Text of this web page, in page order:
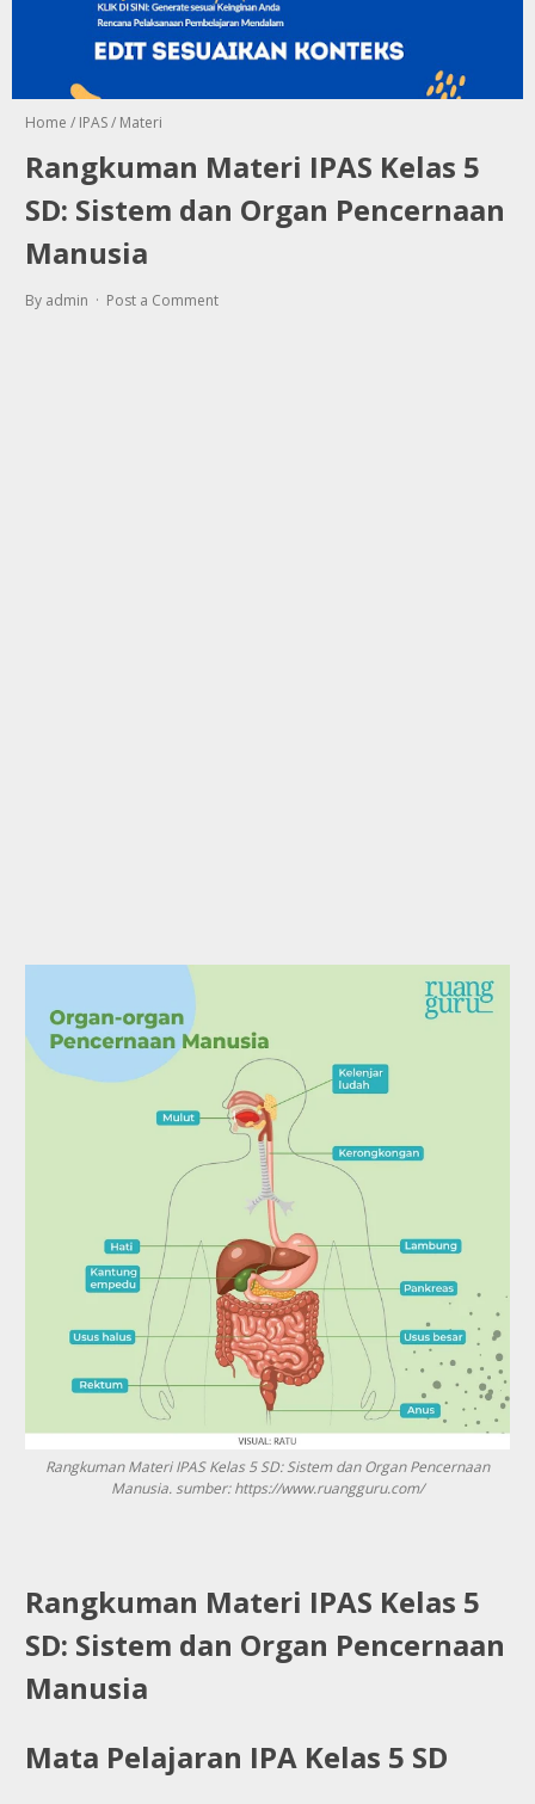
Home / IPAS/ Materi
Rangkuman Materi IPAS Kelas 5
SD: Sistem dan Organ Pencernaan
Manusia
By admin Post a Comment
Rangkuman Materi IPAS Kelas 5 SD: Sistem dan Organ Pencernaan
Manusia. sumber: https://www.ruangguru.com/
Rangkuman Materi IPAS Kelas 5
SD: Sistem dan Organ Pencernaan
Manusia
Mata Pelajaran IPA Kelas 5 SD